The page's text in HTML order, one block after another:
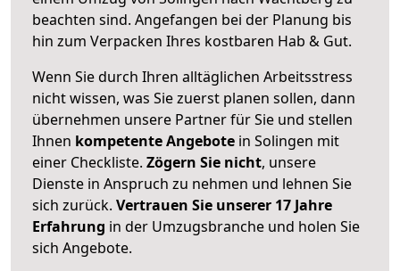
beachten sind. Angefangen bei der Planung bis
hin zum Verpacken Ihres kostbaren Hab & Gut.
Wenn Sie durch Ihren alltäglichen Arbeitsstress
nicht wissen, was Sie zuerst planen sollen, dann
übernehmen unsere Partner für Sie und stellen
Ihnen kompetente Angebote in Solingen mit
einer Checkliste. Zögern Sie nicht, unsere
Dienste in Anspruch zu nehmen und lehnen Sie
sich zurück. Vertrauen Sie unserer 17 Jahre
Erfahrung in der Umzugsbranche und holen Sie
sich Angebote.